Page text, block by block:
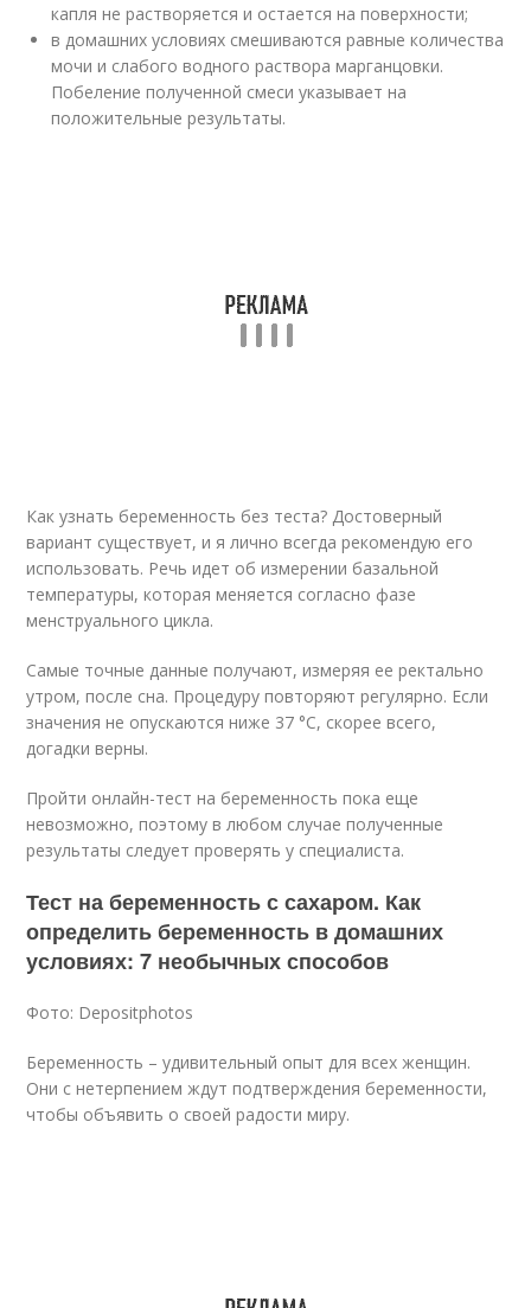
капля не растворяется и остается на поверхности;
в домашних условиях смешиваются равные количества
мочи и слабого водного раствора марганцовки.
Побеление полученной смеси указывает на
положительные результаты.
Как узнать беременность без теста? Достоверный
вариант существует, и я лично всегда рекомендую его
использовать. Речь идет об измерении базальной
температуры, которая меняется согласно фазе
менструального цикла.
Самые точные данные получают, измеряя ее ректально
утром, после сна. Процедуру повторяют регулярно. Если
значения не опускаются ниже 37 °С, скорее всего,
догадки верны.
Пройти онлайн-тест на беременность пока еще
невозможно, поэтому в любом случае полученные
результаты следует проверять у специалиста.
Тест на беременность с сахаром. Как
определить беременность в домашних
условиях: 7 необычных способов
Фото: Depositphotos
Беременность – удивительный опыт для всех женщин.
Они с нетерпением ждут подтверждения беременности,
чтобы объявить о своей радости миру.